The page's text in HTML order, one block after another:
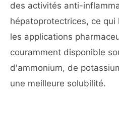
des activités anti-
hépatoprotectrices, ce
les applications
couramment disponible
d'ammonium, de
une meilleure solubilité.